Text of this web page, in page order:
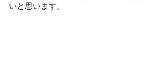
いと思います。